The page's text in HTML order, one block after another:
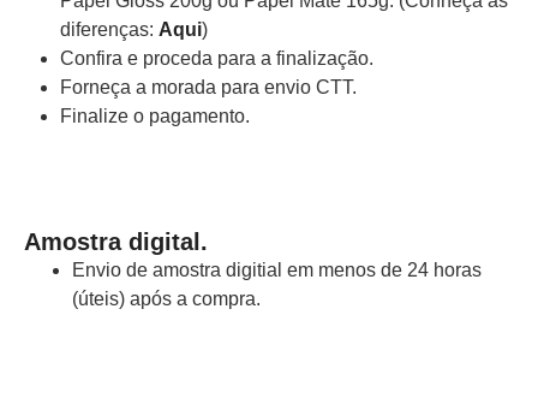
diferenças: Aqui)
Confira e proceda para a finalização.
Forneça a morada para envio CTT.
Finalize o pagamento.
Amostra digital.
Envio de amostra digitial em menos de 24 horas
(úteis) após a compra.